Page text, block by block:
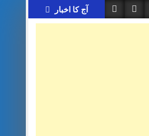
آج کا اخبار